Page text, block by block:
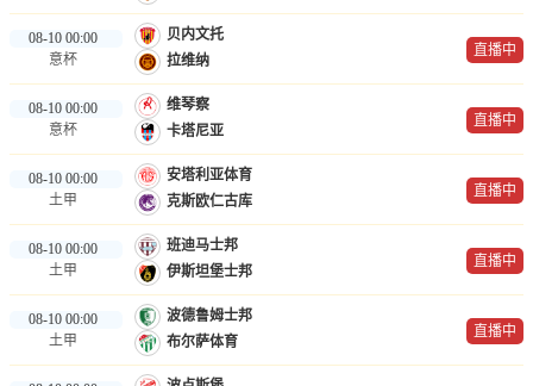
08-10 00:00
意杯
贝内文托
拉维纳
直播中
08-10 00:00
意杯
维琴察
卡塔尼亚
直播中
08-10 00:00
土甲
安塔利亚体育
克斯欧仁古库
直播中
08-10 00:00
土甲
班迪马士邦
伊斯坦堡士邦
直播中
08-10 00:00
土甲
波德鲁姆士邦
布尔萨体育
直播中